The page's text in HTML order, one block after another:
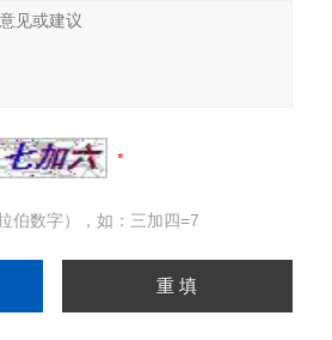
伯数字），如：三加四=7